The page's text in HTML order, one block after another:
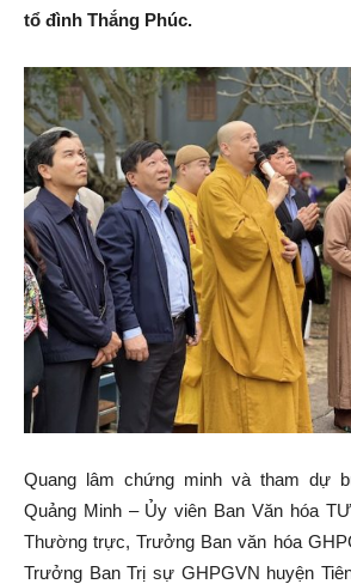
–
Hải
Phòng
tổ đình Thắng Phúc.
Quang lâm chứng minh và tham dự
Quảng Minh – Ủy viên Ban Văn hóa
Thường trực, Trưởng Ban văn hóa
Trưởng Ban Trị sự GHPGVN huyện